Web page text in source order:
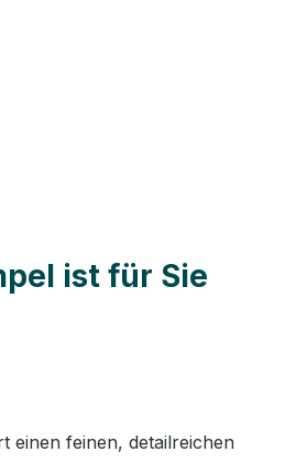
ist für Sie
einen feinen, detailreichen